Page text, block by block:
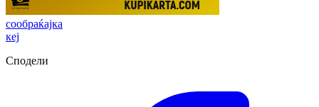
сообраќајка
кеј
Сподели